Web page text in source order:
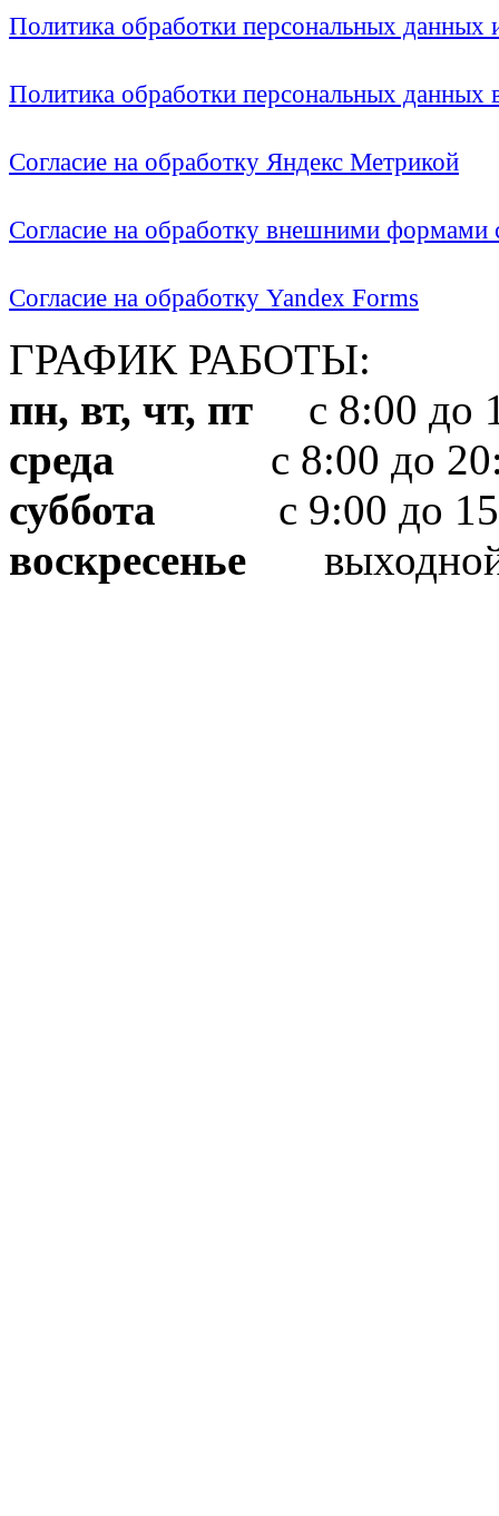
Политика обработки персональных
Политика обработки персональных
Согласие на обработку Яндекс Метрикой
Согласие на обработку внешними формами
Согласие на обработку Yandex Forms
ГРАФИК РАБОТЫ:
пн, вт, чт, пт с 8:00 до
среда с 8:00 до
суббота с 9:00 до
воскресенье